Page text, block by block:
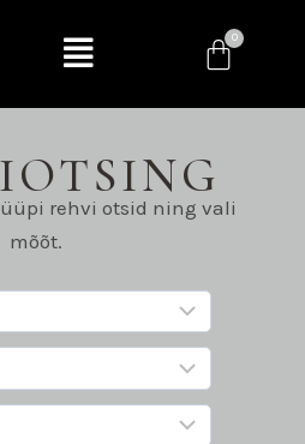
rehvi otsid ning vali
mõõt.